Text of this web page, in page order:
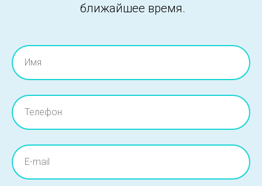
ближайшее время.